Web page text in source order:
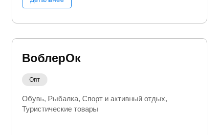
ВоблерОк
Опт
Обувь Рыбалка Спорт и активный отдых
Туристические товары